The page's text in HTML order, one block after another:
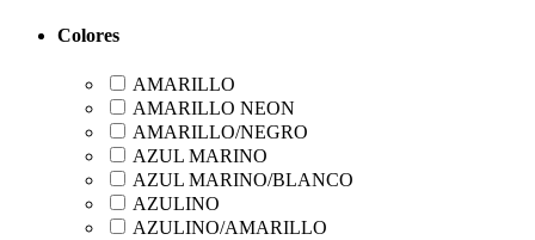
Colores
AMARILLO
AMARILLO NEON
AMARILLO/NEGRO
AZUL MARINO
AZUL MARINO/BLANCO
AZULINO
AZULINO/AMARILLO